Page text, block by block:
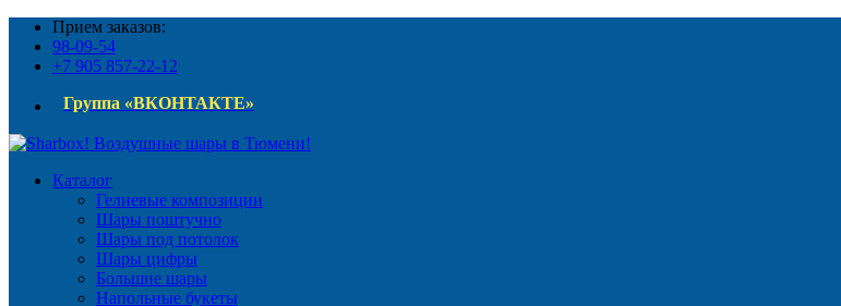
Прием заказов:
98-09-54
+7 905 857-22-12
Группа «ВКОНТАКТЕ»
Каталог
Гелиевые композиции
Шары поштучно
Шары под потолок
Шары цифры
Большие шары
Напольные букеты